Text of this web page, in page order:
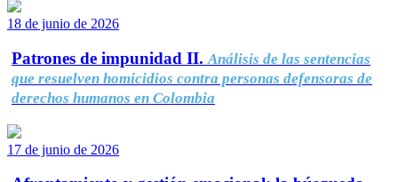
18 de junio de 2026
Patrones de impunidad II. Análisis de las sentencias
que resuelven homicidios contra personas defensoras de
derechos humanos en Colombia
17 de junio de 2026